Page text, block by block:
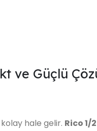
ve Güçlü
hale gelir. Rico 1/